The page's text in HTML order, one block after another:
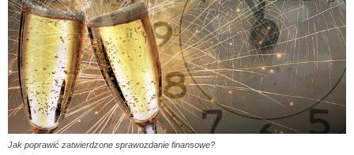
Jak poprawić zatwierdzone sprawozdanie finansowe?